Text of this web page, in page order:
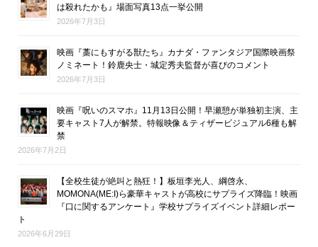
は殺れたかも』場面写真13点一挙公開
2026年7月3日
映画『藁にもすがる獣たち』カナダ・ファンタジア国際映画祭
ノミネート！鈴鹿央士・城定秀夫監督が喜びのコメント
2026年7月3日
映画『呪いのスマホ』11月13日公開！早瀬憩が単独初主演、主
要キャスト7人が解禁。特報映像＆ティザービジュアル6種も解
禁
2026年7月2日
【全校生徒が絶叫と熱狂！】板垣李光人、綱啓永、
MOMONA(ME:I)ら豪華キャストが高校にサプライズ降臨！映画
『口に関するアンケート』学校サプライズイベント詳細レポー
ト
2026年6月29日